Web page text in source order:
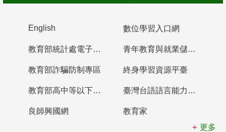
English 數位學習入口網
教育部統計處電子書櫃 青年教育與就業儲蓄帳戶
教育部詐騙防制專區 終身學習資源平臺
教育部高中等以下學校及幼兒園教師資格檢定考試 臺灣台語語言能力認證網站
良師興國網
教育家
更多